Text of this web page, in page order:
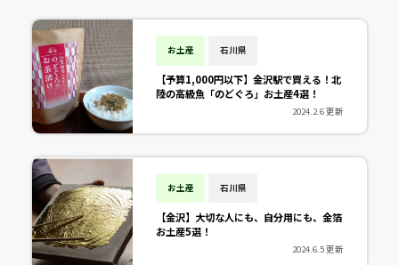
お土産 石川県
【予算1,000円以下】金沢駅で買える！北
陸の高級魚「のどぐろ」お土産4選！
2024.2.6 更新
お土産 石川県
【金沢】大切な人にも、自分用にも、金箔
お土産5選！
2024.6.5 更新